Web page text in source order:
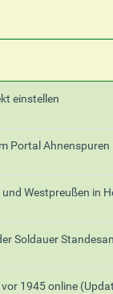
einstellen
Portal Ahnenspuren
Westpreußen in
Soldauer
1945 online